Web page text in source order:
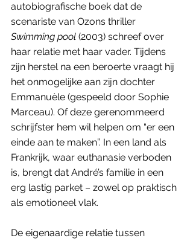
autobiografische boek dat de
scenariste van Ozons thriller
Swimming pool (2003) schreef over
haar relatie met haar vader. Tijdens
zijn herstel na een beroerte vraagt hij
het onmogelijke aan zijn dochter
Emmanuèle (gespeeld door Sophie
Marceau). Of deze gerenommeerd
schrijfster hem wil helpen om “er een
einde aan te maken”. In een land als
Frankrijk, waar euthanasie verboden
is, brengt dat André’s familie in een
erg lastig parket – zowel op praktisch
als emotioneel vlak.
De eigenaardige relatie tussen